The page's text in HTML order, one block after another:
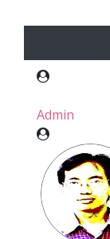
Admin